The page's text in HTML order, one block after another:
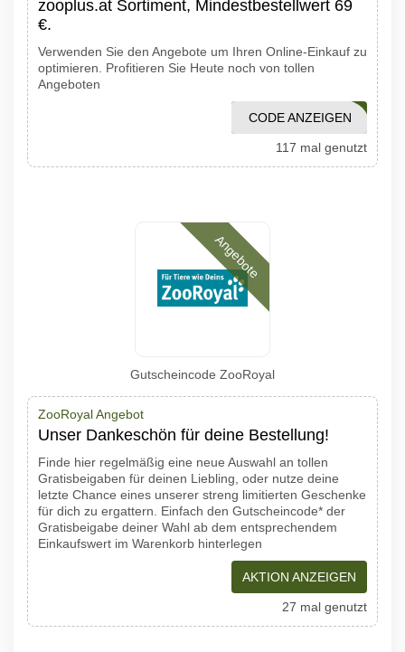
zooplus.at Sortiment, Mindestbestellwert 69
€.
Verwenden Sie den Angebote um Ihren Online-Einkauf zu
optimieren. Profitieren Sie Heute noch von tollen
Angeboten
ATZOOPLUS12
CODE ANZEIGEN
117 mal genutzt
Angebote
Gutscheincode ZooRoyal
ZooRoyal Angebot
Unser Dankeschön für deine Bestellung!
Finde hier regelmäßig eine neue Auswahl an tollen
Gratisbeigaben für deinen Liebling, oder nutze deine
letzte Chance eines unserer streng limitierten Geschenke
für dich zu ergattern. Einfach den Gutscheincode* der
Gratisbeigabe deiner Wahl ab dem entsprechendem
Einkaufswert im Warenkorb hinterlegen
AKTION ANZEIGEN
27 mal genutzt